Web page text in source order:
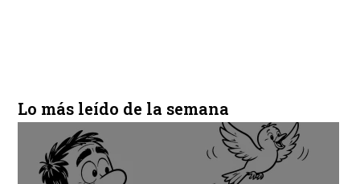
Lo más leído de la semana